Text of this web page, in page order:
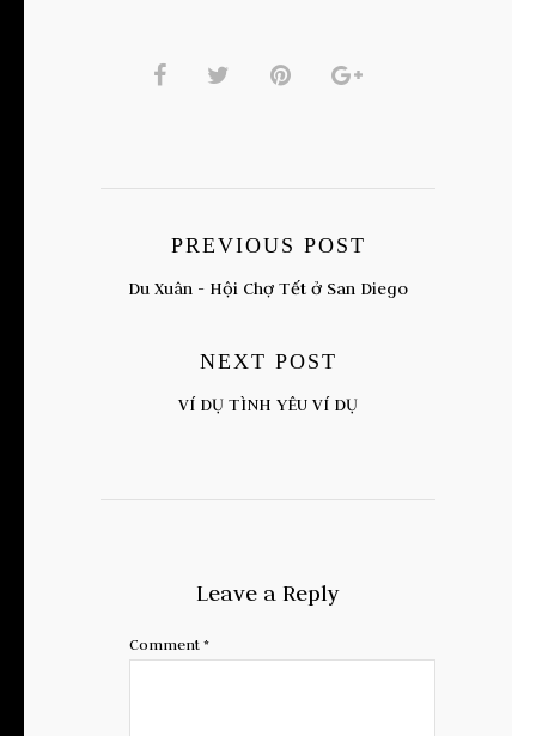
PREVIOUS POST
Du Xuân - Hội Chợ Tết ở San Diego
NEXT POST
VÍ DỤ TÌNH YÊU VÍ DỤ
Leave a Reply
Comment*